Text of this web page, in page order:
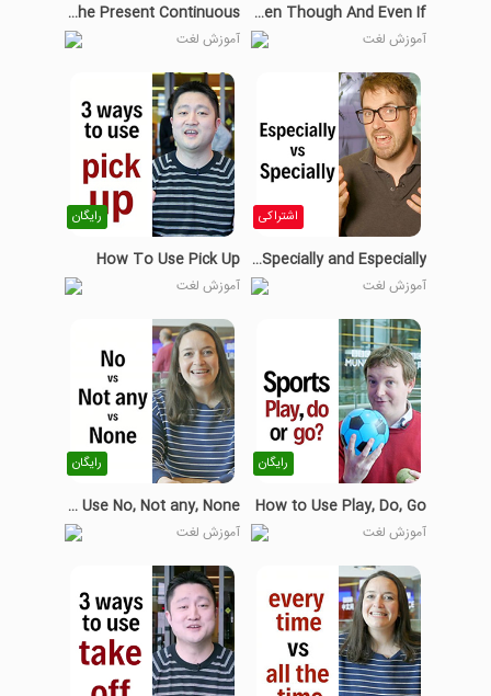
Even Though And Even If
آموزش لغت
Differences Between Be Going to And The Present Continuous
آموزش لغت
اشتراکی
Differences Between Specially and Especially
آموزش لغت
رایگان
How To Use Pick Up
آموزش لغت
رایگان
How to Use Play, Do, Go
آموزش لغت
رایگان
How to Use No, Not any, None
آموزش لغت